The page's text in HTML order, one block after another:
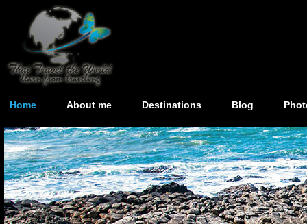
Home About me Destinations Blog